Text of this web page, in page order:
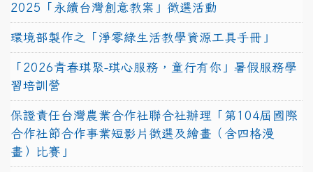
2025「永續台灣創意教案」徵選活動
環境部製作之「淨零綠生活教學資源工具手冊」
「2026青春琪聚-琪心服務，童行有你」暑假服務學
習培訓營
保證責任台灣農業合作社聯合社辦理「第104屆國際
合作社節合作事業短影片徵選及繪畫（含四格漫
畫）比賽」